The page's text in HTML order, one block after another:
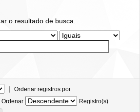
o resultado de busca.
| Ordenar registros por
Ordenar
Registro(s)